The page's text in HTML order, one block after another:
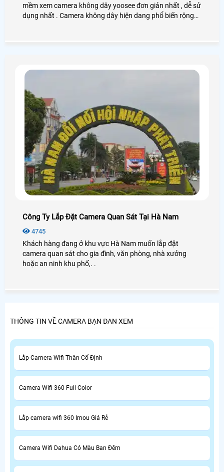
mềm xem camera không dây yoosee đơn giản nhất , dễ sử
dụng nhất . Camera không dây hiện dang phổ biến rộng
Công Ty Lắp Đặt Camera Quan Sát Tại Hà Nam
4745
Khách hàng đang ở khu vực Hà Nam muốn lắp đặt
camera quan sát cho gia đình, văn phòng, nhà xưởng
hoặc an ninh khu phố,. .
THÔNG TIN VỀ CAMERA BẠN ĐAN XEM
Lắp Camera Wifi Thân Cố Định
Camera Wifi 360 Full Color
Lắp camera wifi 360 Imou Giá Rẻ
Camera Wifi Dahua Có Màu Ban Đêm